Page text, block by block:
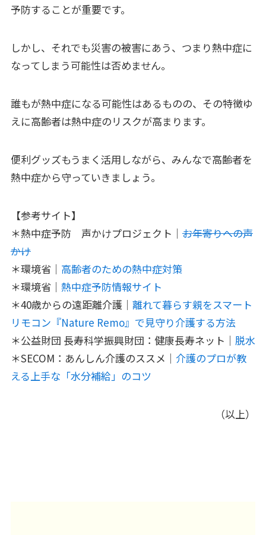
予防することが重要です。
しかし、それでも災害の被害にあう、つまり熱中症に
なってしまう可能性は否めません。
誰もが熱中症になる可能性はあるものの、その特徴ゆ
えに高齢者は熱中症のリスクが高まります。
便利グッズもうまく活用しながら、みんなで高齢者を
熱中症から守っていきましょう。
【参考サイト】
＊熱中症予防 声かけプロジェクト｜ お年寄りへの声
かけ
＊環境省｜ 高齢者のための熱中症対策
＊環境省｜ 熱中症予防情報サイト
＊40歳からの遠距離介護｜ 離れて暮らす親をスマート
リモコン『Nature Remo』で見守り介護する方法
＊公益財団 長寿科学振興財団：健康長寿ネット｜ 脱水
＊SECOM：あんしん介護のススメ｜ 介護のプロが教
える上手な「水分補給」のコツ
（以上）